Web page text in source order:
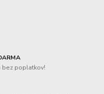
bez poplatkov!